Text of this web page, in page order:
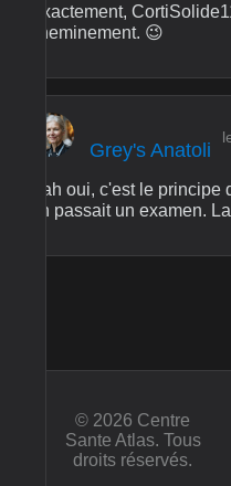
Exactement,
cheminement. 😉
Grey's Anatoli
Bah oui, c'est le
on passait un examen.
© 2026 Centre
Sante Atlas. Tous
droits réservés.